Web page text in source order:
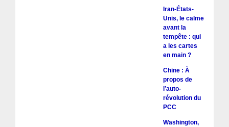
Iran-États-
Unis, le calme
avant la
tempête : qui
a les cartes
en main ?
Chine : À
propos de
l’auto-
révolution du
PCC
Washington,